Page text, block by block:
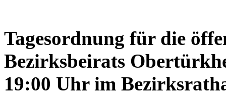
Tagesordnung für die
Bezirksbeirats
19:00 Uhr im